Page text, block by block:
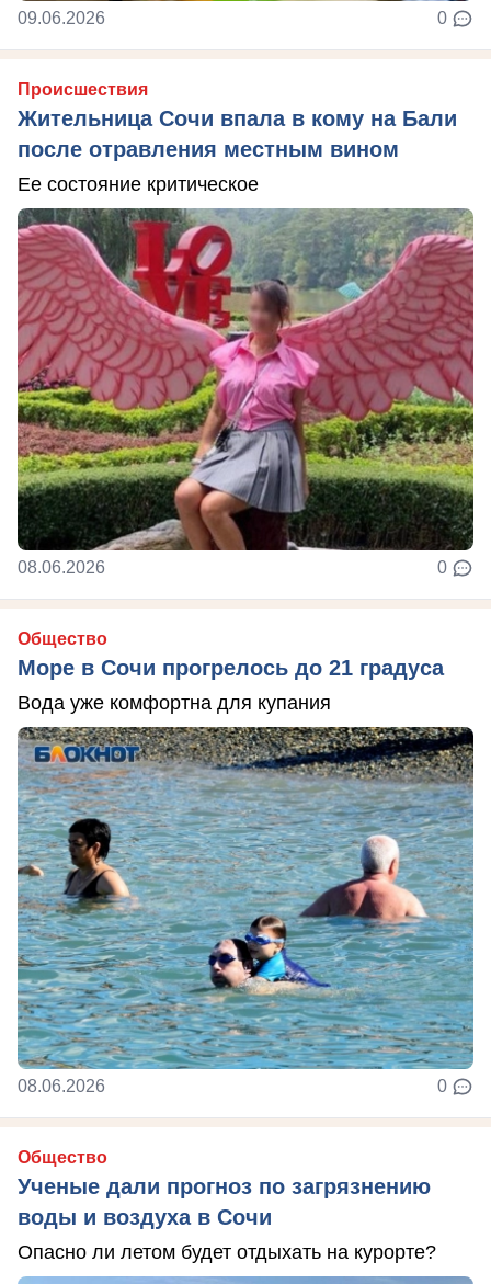
09.06.2026 0
Происшествия
Жительница Сочи впала в кому на Бали
после отравления местным вином
Ее состояние критическое
08.06.2026 0
Общество
Море в Сочи прогрелось до 21 градуса
Вода уже комфортна для купания
08.06.2026 0
Общество
Ученые дали прогноз по загрязнению
воды и воздуха в Сочи
Опасно ли летом будет отдыхать на курорте?